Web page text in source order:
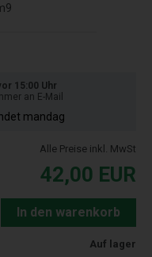
15:00 Uhr
an E-Mail
mandag
Alle Preise inkl. MwSt
42,00 EUR
In den warenkorb
Auf lager